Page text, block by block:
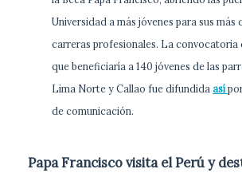
Universidad a más jóvenes para sus más
carreras profesionales. La convocatoria
que beneficiaría a 140 jóvenes de las
Lima Norte y Callao fue difundidaasí
de comunicación.
Papa Francisco visita el Perú y